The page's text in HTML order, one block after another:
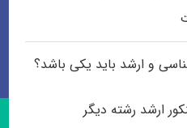
و ارشد باید یکی باشد؟
ارشد رشته دیگر